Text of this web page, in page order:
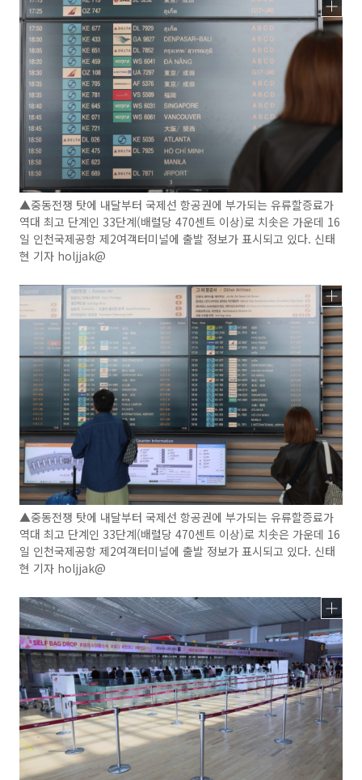
▲중동전쟁 탓에 내달부터 국제선 항공권에 부가되는 유류할증료가
역대 최고 단계인 33단계(배럴당 470센트 이상)로 치솟은 가운데 16
일 인천국제공항 제2여객터미널에 출발 정보가 표시되고 있다. 신태
현 기자 holjjak@
▲중동전쟁 탓에 내달부터 국제선 항공권에 부가되는 유류할증료가
역대 최고 단계인 33단계(배럴당 470센트 이상)로 치솟은 가운데 16
일 인천국제공항 제2여객터미널에 출발 정보가 표시되고 있다. 신태
현 기자 holjjak@